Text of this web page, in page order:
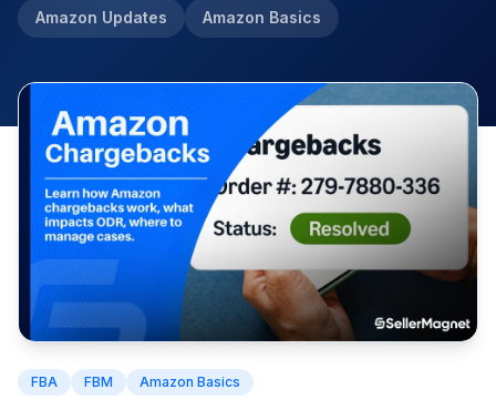
Amazon Updates Amazon Basics
FBA FBM Amazon Basics